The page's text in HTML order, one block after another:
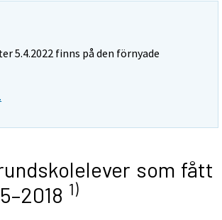
5.4.2022 finns på den förnyade
som fått
1)